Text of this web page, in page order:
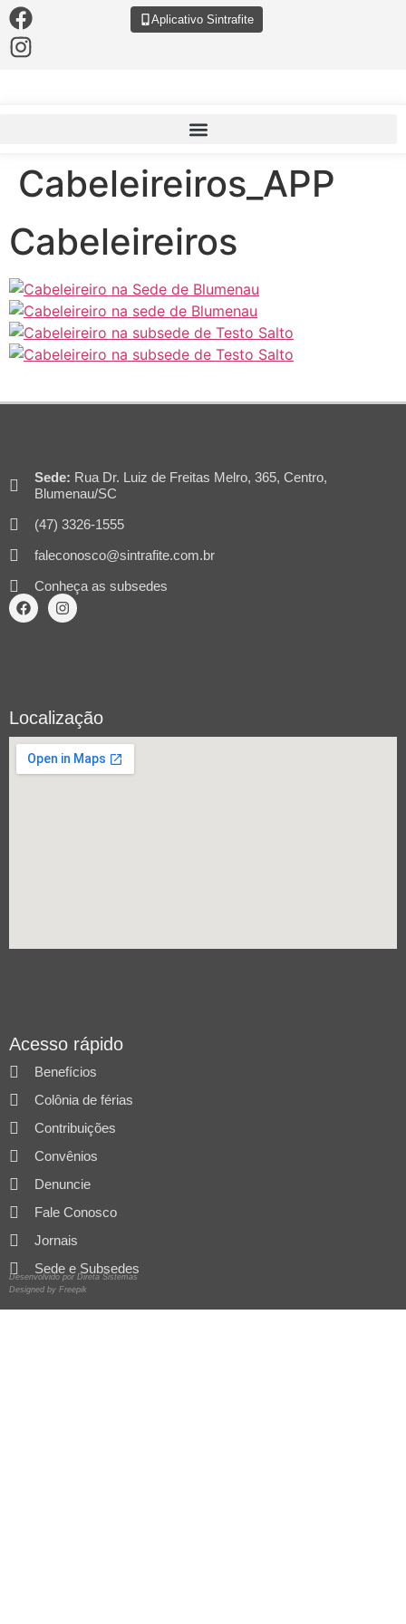
Aplicativo Sintrafite
Cabeleireiros_APP
Cabeleireiros
Sede: Rua Dr. Luiz de Freitas Melro, 365, Centro,
Blumenau/SC
(47) 3326-1555
faleconosco@sintrafite.com.br
Conheça as subsedes
Localização
Acesso rápido
Benefícios
Colônia de férias
Contribuições
Convênios
Denuncie
Fale Conosco
Jornais
Sede e Subsedes
Desenvolvido por Direta Sistemas
Designed by Freepik